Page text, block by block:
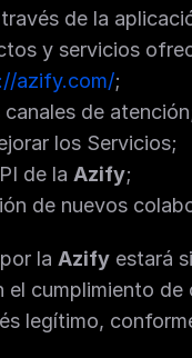
de la
y servicios
azify.com/;
de
los Servicios;
de la Azify;
de nuevos
la Azify estará
el cumplimiento
legítimo,